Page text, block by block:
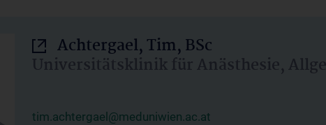
Achtergael, Tim, BSc
Universitätsklinik für Anästhesie,
tim.achtergael@meduniwien.ac.at